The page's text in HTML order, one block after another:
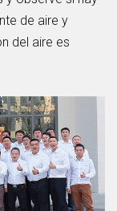
de aire y
del aire es